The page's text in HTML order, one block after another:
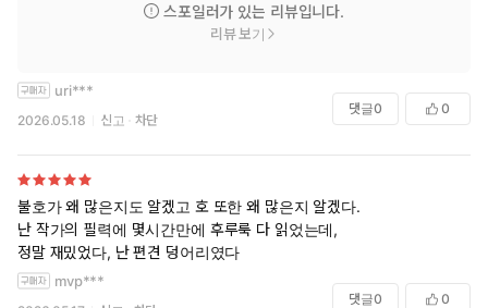
스포일러가 있는 리뷰입니다.
리뷰 보기
uri***
2026.05.18 신고 차단
댓글0 0
불호가 왜 많은지도 알겠고 호 또한 왜 많은지 알겠다.
난 작가의 필력에 몇시간만에 후루룩 다 읽었는데,
정말 재밌었다, 난 편견 덩어리였다
mvp***
댓글0 0